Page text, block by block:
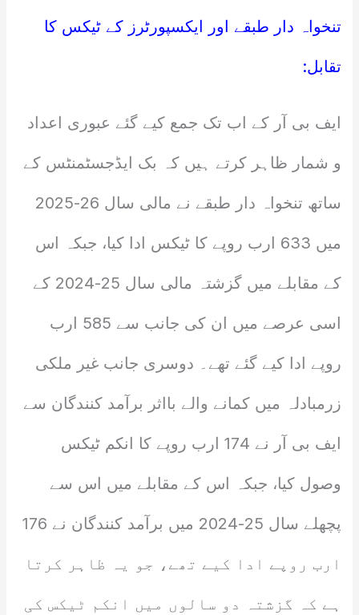
تنخواہ دار طبقے اور ایکسپورٹرز کے ٹیکس کا
تقابل:
ایف بی آر کے اب تک جمع کیے گئے عبوری اعداد
و شمار ظاہر کرتے ہیں کہ بک ایڈجسٹمنٹس کے
ساتھ تنخواہ دار طبقے نے مالی سال 26-2025
میں 633 ارب روپے کا ٹیکس ادا کیا، جبکہ اس
کے مقابلے میں گزشتہ مالی سال 25-2024 کے
اسی عرصے میں ان کی جانب سے 585 ارب
روپے ادا کیے گئے تھے۔ دوسری جانب غیر ملکی
زرمبادلہ میں کمانے والے بااثر برآمد کنندگان سے
ایف بی آر نے 174 ارب روپے کا انکم ٹیکس
وصول کیا، جبکہ اس کے مقابلے میں اس سے
پچھلے سال 25-2024 میں برآمد کنندگان نے 176
ارب روپے ادا کیے تھے، جو یہ ظاہر کرتا
ہے کہ گزشتہ دو سالوں میں انکم ٹیکس کی